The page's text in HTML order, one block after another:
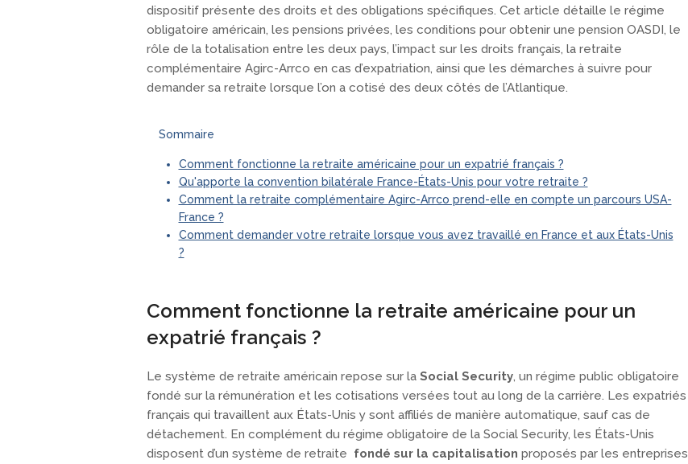
dispositif présente des droits et des obligations spécifiques. Cet article détaille le régime
obligatoire américain, les pensions privées, les conditions pour obtenir une pension OASDI, le
rôle de la totalisation entre les deux pays, l’impact sur les droits français, la retraite
complémentaire Agirc-Arrco en cas d’expatriation, ainsi que les démarches à suivre pour
demander sa retraite lorsque l’on a cotisé des deux côtés de l’Atlantique.
Sommaire
Comment fonctionne la retraite américaine pour un expatrié français ?
Qu'apporte la convention bilatérale France-États-Unis pour votre retraite ?
Comment la retraite complémentaire Agirc-Arrco prend-elle en compte un parcours USA-
France ?
Comment demander votre retraite lorsque vous avez travaillé en France et aux États-Unis
?
Comment fonctionne la retraite américaine pour un
expatrié français ?
Le système de retraite américain repose sur la Social Security, un régime public obligatoire
fondé sur la rémunération et les cotisations versées tout au long de la carrière. Les expatriés
français qui travaillent aux États-Unis y sont affiliés de manière automatique, sauf cas de
détachement. En complément du régime obligatoire de la Social Security, les États-Unis
disposent d’un système de retraite fondé sur la capitalisation proposés par les entreprises